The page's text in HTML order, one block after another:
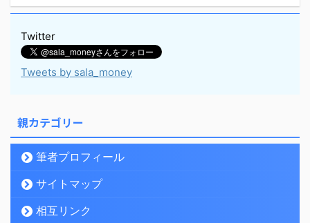
Twitter
Tweets by sala_money
親カテゴリー
筆者プロフィール
サイトマップ
相互リンク